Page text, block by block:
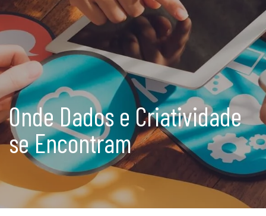
Onde Dados e Criatividade
se Encontram